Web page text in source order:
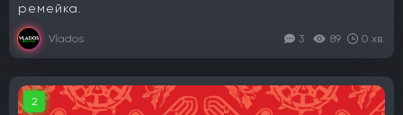
ремейка.
Vlados 3 89 0 хв.
2